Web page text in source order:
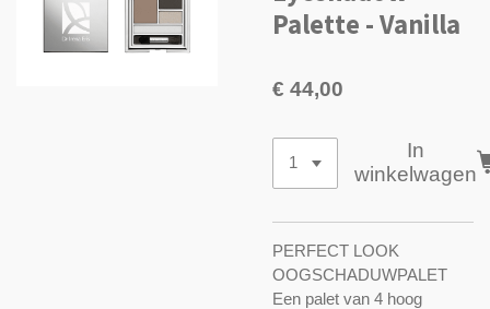
Palette - Vanilla
€ 44,00
In
winkelwagen
PERFECT LOOK
OOGSCHADUWPALET
Een palet van 4 hoog